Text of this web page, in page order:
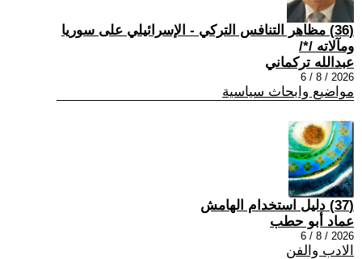
(36) مظاهر التنافس التركي - الإسرائيلي على سوريا
ومآلاته /*/
عبدالله تركماني
2026 / 8 / 6
مواضيع وابحاث سياسية
(37) دليل استخدام الهامش
عماد أبو حطب
2026 / 8 / 6
الادب والفن